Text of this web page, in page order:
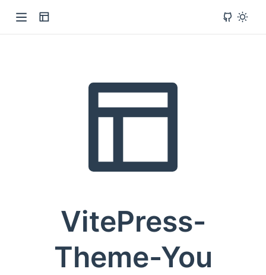
VitePress-
Theme-You